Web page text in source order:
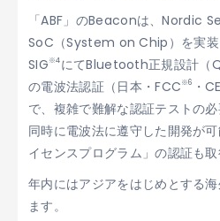
「ABF」のBeaconは、Nordic
SoC（System on Chip）を実
SIG※4にてBluetooth正規設計（
の電波法認証（日本・FCC※6 ・CE
で、複雑で難解な認証テストの
同時に電波法に遵守した開発が
イセンスプログラム」の認証も取
年内にはアジアをはじめとする
ます。